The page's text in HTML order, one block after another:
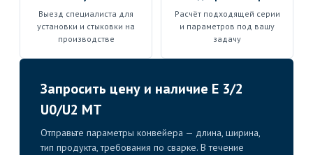
Выезд специалиста для
установки и стыковки на
производстве
Расчёт подходящей серии
и параметров под вашу
задачу
Запросить цену и наличие E 3/2
U0/U2 MT
Отправьте параметры конвейера — длина, ширина,
тип продукта, требования по сварке. В течение